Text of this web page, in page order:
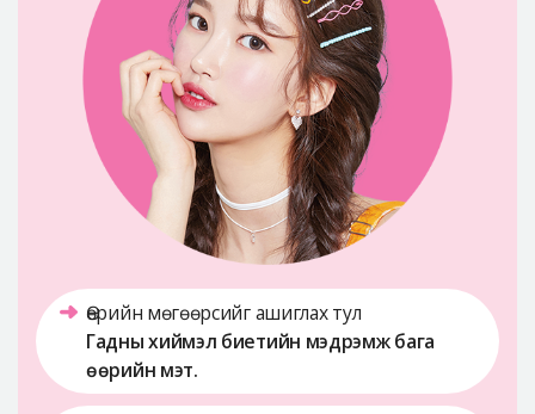
Өөрийн мөгөөрсийг ашиглах тул
Гадны хиймэл биетийн мэдрэмж бага
өөрийн мэт.